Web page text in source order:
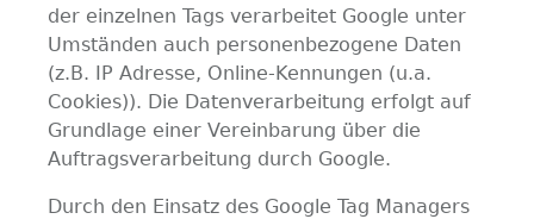
der einzelnen Tags verarbeitet Google unter
Umständen auch personenbezogene Daten
(z.B. IP Adresse, Online-Kennungen (u.a.
Cookies)). Die Datenverarbeitung erfolgt auf
Grundlage einer Vereinbarung über die
Auftragsverarbeitung durch Google.
Durch den Einsatz des Google Tag Managers